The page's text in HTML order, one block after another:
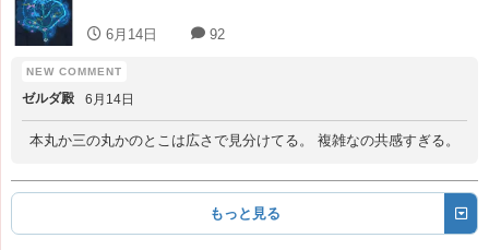
6月14日 92
ゼルダ殿 6月14日
本丸か三の丸かのとこは広さで見分けてる。 複雑なの共感すぎる。
もっと見る